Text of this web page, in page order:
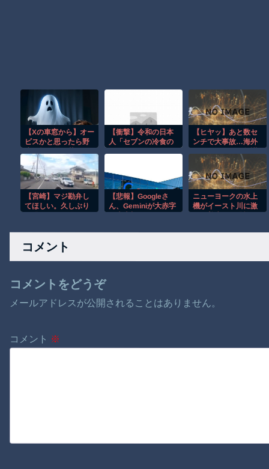
【Xの車窓から】オー
ビスかと思ったら野
【衝撃】令和の日本
人「セブンの冷食の
美味しい」
【ヒヤッ】あと数セ
ンチで大事故…海外
すぎる走りがレベチ
ｗ
【宮崎】マジ勘弁し
てほしい。久しぶり
【悲報】Googleさ
ん、Geminiが大赤字
陥
ニューヨークの水上
機がイースト川に激
コメント
コメントをどうぞ
メールアドレスが公開されることはありません。
コメント ※